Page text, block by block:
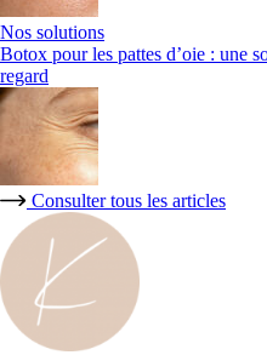
Nos solutions
Botox pour les pattes d’oie : une
regard
Consulter tous les articles